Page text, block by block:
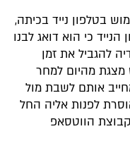
בטלפון נייד בכיתה,
כי הוא דואג לבנו
להגביל את זמן
מהיום למחר
אותם לשבת מול
לפנות אליה החל
הווטסאפ